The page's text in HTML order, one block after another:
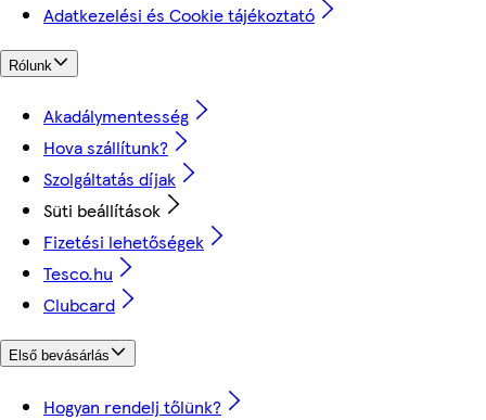
Adatkezelési és Cookie tájékoztató
Rólunk
Akadálymentesség
Hova szállítunk?
Szolgáltatás díjak
Süti beállítások
Fizetési lehetőségek
Tesco.hu
Clubcard
Első bevásárlás
Hogyan rendelj tőlünk?